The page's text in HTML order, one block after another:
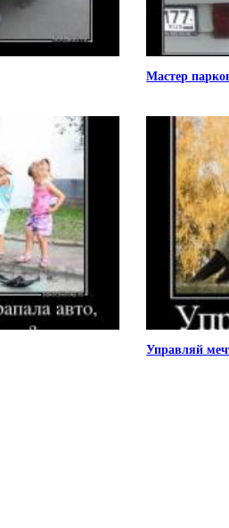
Мастер
Управляй